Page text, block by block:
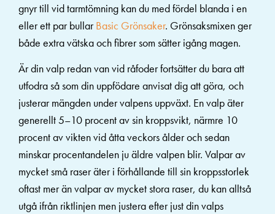
gnyr till vid tarmtömning kan du med fördel blanda i en
eller ett par bullarBasic Grönsaker. Grönsaksmixen ger
både extra vätska och fibrer som sätter igång magen.
Är din valp redan van vid råfoder fortsätter du bara att
utfodra så som din uppfödare anvisat dig att göra, och
justerar mängden under valpens uppväxt. En valp äter
generellt 5–10 procent av sin kroppsvikt, närmre 10
procent av vikten vid åtta veckors ålder och sedan
minskar procentandelen ju äldre valpen blir. Valpar av
mycket små raser äter i förhållande till sin kroppsstorlek
oftast mer än valpar av mycket stora raser, du kan alltså
utgå ifrån riktlinjen men justera efter just din valps